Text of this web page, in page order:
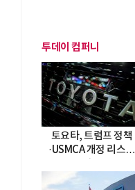
투데이 컴퍼니
토요타, 트럼프 정책
·USMCA 개정 리스크